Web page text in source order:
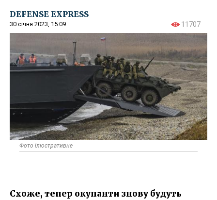
DEFENSE EXPRESS
30 січня 2023, 15:09 11707
Фото ілюстративне
Схоже, тепер окупанти знову будуть